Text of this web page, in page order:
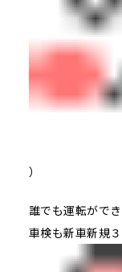
）
誰でも運転がで
車検も新車新規